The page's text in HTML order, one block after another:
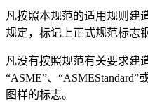
凡按照本规范的适用规则建
规定，标记上正式规范标志
凡没有按照规范有关要求建
“ASME”、
图样的标志。